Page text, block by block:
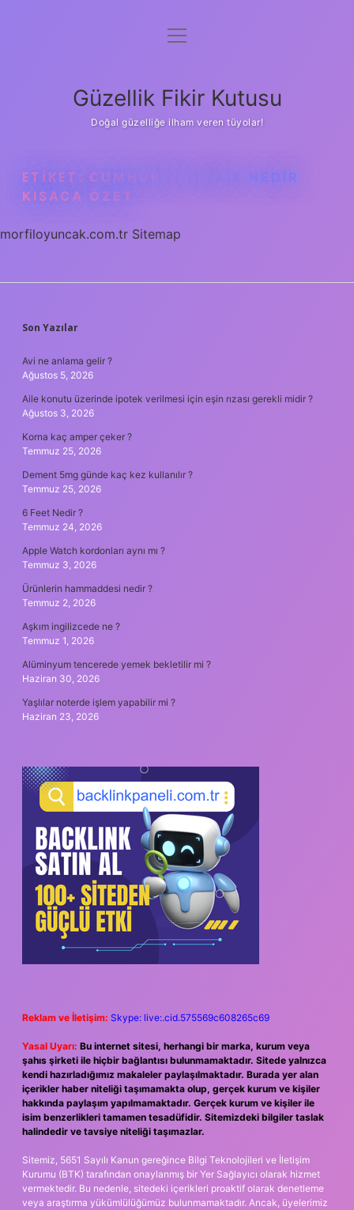
Anasayfa
Yasal Uyarı
menüyü
Güzellik Fikir Kutusu
Doğal güzelliğe ilham veren tüyolar!
ETIKET: CUMHURIYETÇILIK NEDIR
KISACA ÖZET
morfiloyuncak.com.tr Sitemap
SIDEBAR
Son Yazılar
Avi ne anlama gelir ?
Ağustos 5, 2026
Aile konutu üzerinde ipotek verilmesi için eşin rızası gerekli midir ?
Ağustos 3, 2026
Korna kaç amper çeker ?
Temmuz 25, 2026
Dement 5mg günde kaç kez kullanılır ?
Temmuz 25, 2026
6 Feet Nedir ?
Temmuz 24, 2026
Apple Watch kordonları aynı mı ?
Temmuz 3, 2026
Ürünlerin hammaddesi nedir ?
Temmuz 2, 2026
Aşkım ingilizcede ne ?
Temmuz 1, 2026
Alüminyum tencerede yemek bekletilir mi ?
Haziran 30, 2026
Yaşlılar noterde işlem yapabilir mi ?
Haziran 23, 2026
Reklam ve İletişim: Skype: live:.cid.575569c608265c69
Yasal Uyarı: Bu internet sitesi, herhangi bir marka, kurum veya
şahıs şirketi ile hiçbir bağlantısı bulunmamaktadır. Sitede yalnızca
kendi hazırladığımız makaleler paylaşılmaktadır. Burada yer alan
içerikler haber niteliği taşımamakta olup, gerçek kurum ve kişiler
hakkında paylaşım yapılmamaktadır. Gerçek kurum ve kişiler ile
isim benzerlikleri tamamen tesadüfidir. Sitemizdeki bilgiler taslak
halindedir ve tavsiye niteliği taşımazlar.
Sitemiz, 5651 Sayılı Kanun gereğince Bilgi Teknolojileri ve İletişim
Kurumu (BTK) tarafından onaylanmış bir Yer Sağlayıcı olarak hizmet
vermektedir. Bu nedenle, sitedeki içerikleri proaktif olarak denetleme
veya araştırma yükümlülüğümüz bulunmamaktadır. Ancak, üyelerimiz